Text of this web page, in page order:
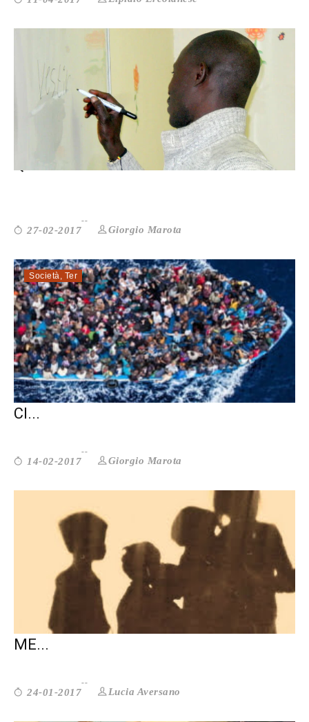
QUATTRO VERBI PERCHÈ L’IMMIGRAZ...
27-02-2017 Giorgio Marota
Società Ter
MIGRANTI FORZATI: SULLE DEFINIZONI
CI...
14-02-2017 Giorgio Marota
MINORI MIGRANTI: PIÙ VULNERABILI E
ME...
24-01-2017 Lucia Aversano